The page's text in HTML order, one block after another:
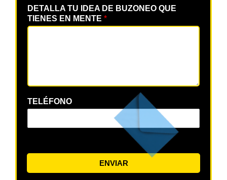
DETALLA TU IDEA DE BUZONEO QUE
TIENES EN MENTE *
TELÉFONO
ENVIAR